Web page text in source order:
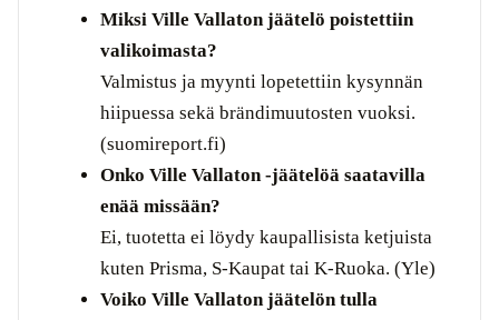
Miksi Ville Vallaton jäätelö poistettiin
valikoimasta?
Valmistus ja myynti lopetettiin kysynnän
hiipuessa sekä brändimuutosten vuoksi.
(suomireport.fi)
Onko Ville Vallaton -jäätelöä saatavilla
enää missään?
Ei, tuotetta ei löydy kaupallisista ketjuista
kuten Prisma, S-Kaupat tai K-Ruoka. (Yle)
Voiko Ville Vallaton jäätelön tulla